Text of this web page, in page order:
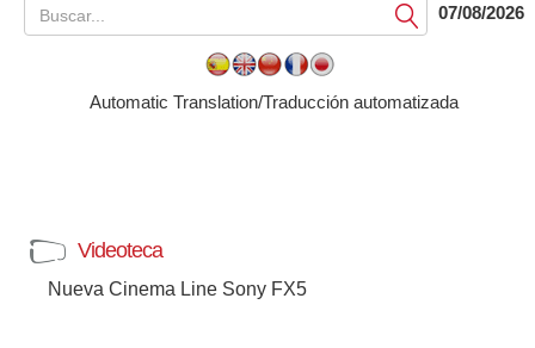
Submit07/08/2026
Automatic Translation/Traducción automatizada
Videoteca
Nueva Cinema Line Sony FX5